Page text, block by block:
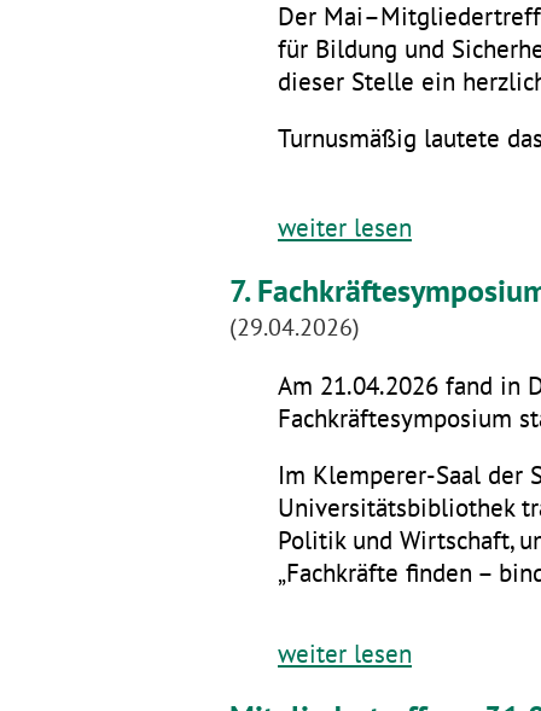
Der
für Bildung und
dieser Stelle ein
Turnusmäßig lautete
weiter lesen
7.
(29.04.2026)
Am 21.04.2026 fand in
Fachkräftesymposium
Im Klemperer-Saal der
Universitätsbibliothek
Politik und Wirtschaft,
„Fachkräfte finden –
weiter lesen